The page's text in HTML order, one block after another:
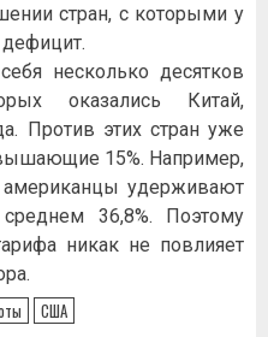
стран, с которыми у
несколько десятков
оказались Китай,
Против этих стран уже
15%. Например,
американцы удерживают
36,8%. Поэтому
никак не повлияет
США